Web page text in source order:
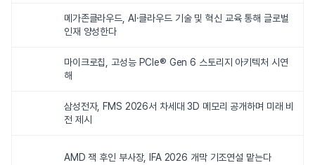
메가존클라우드, AI·클라우드 기술 및 혁신 교육 통해 글로벌
인재 양성한다
마이크로칩, 고성능 PCIe® Gen 6 스토리지 아키텍처 시연
해
삼성전자, FMS 2026서 차세대 3D 메모리 공개하며 미래 비
전 제시
AMD 잭 후인 부사장, IFA 2026 개막 기조연설 맡는다